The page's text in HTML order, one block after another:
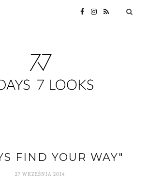
FIND YOUR WAY"
27 WRZEŚNIA 2014